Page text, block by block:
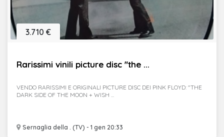
Rarissimi vinili picture disc "the ...
Sernaglia della . (TV) - 1 gen 20:33
3.710 €
VENDO RARISSIMI E ORIGINALI PICTURE DISC DEI PINK FLOYD: "THE
DARK SIDE OF THE MOON + WISH ...